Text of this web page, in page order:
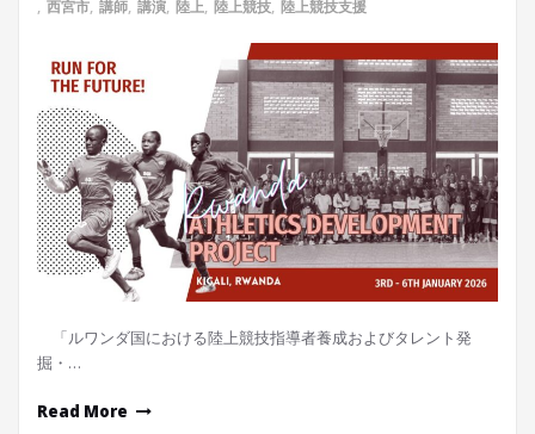
, 西宮市, 講師, 講演, 陸上, 陸上競技, 陸上競技支援
「ルワンダ国における陸上競技指導者養成およびタレント発
掘・…
Read More